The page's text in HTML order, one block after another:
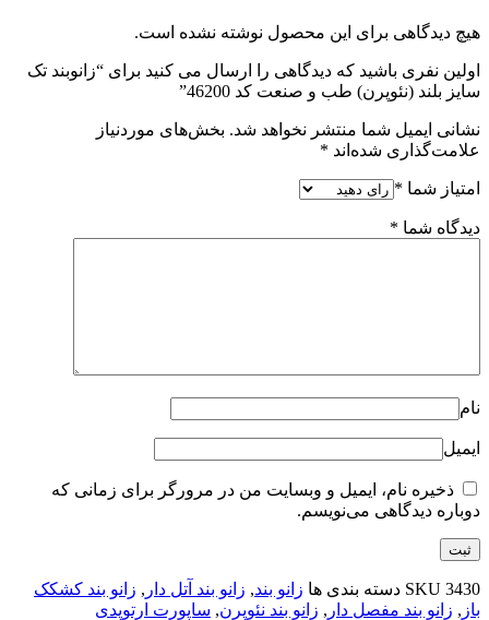
هیچ دیدگاهی برای این محصول نوشته نشده است.
اولین نفری باشید که دیدگاهی را ارسال می کنید برای “زانوبند تک
سایز بلند (نئوپرن) طب و صنعت کد 46200”
نشانی ایمیل شما منتشر نخواهد شد. بخش‌های موردنیاز
علامت‌گذاری شده‌اند *
امتیاز شما *
دیدگاه شما *
نام
ایمیل
ذخیره نام، ایمیل و وبسایت من در مرورگر برای زمانی که
دوباره دیدگاهی می‌نویسم.
SKU 3430 دسته بندی ها زانو بند, زانو بند آتل دار , زانو بند کشکک
باز , زانو بند مفصل دار , زانو بند نئوپرن, ساپورت ارتوپدی